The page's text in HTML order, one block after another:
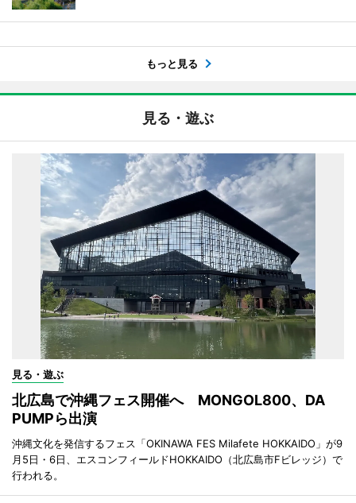
もっと見る
見る・遊ぶ
見る・遊ぶ
北広島で沖縄フェス開催へ MONGOL800、DA
PUMPら出演
沖縄文化を発信するフェス「OKINAWA FES Milafete HOKKAIDO」が9
月5日・6日、エスコンフィールドHOKKAIDO（北広島市Fビレッジ）で
行われる。